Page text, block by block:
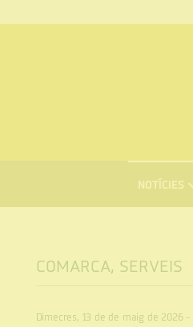
NOTÍCIES
COMARCA, SERVEIS
Dimecres, 13 de de maig de 2026 -